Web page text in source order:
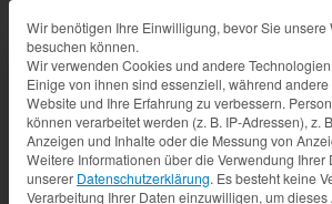
Datenschutz-Präferenz
Wir benötigen Ihre Einwilligung, bevor Sie unsere
besuchen können.
Wir verwenden Cookies und andere
Einige von ihnen sind essenziell, während
Website und Ihre Erfahrung zu verbessern.
können verarbeitet werden (z. B. IP-Adressen), z.
Anzeigen und Inhalte oder die Messung von
Weitere Informationen über die Verwendung Ihrer
unserer Datenschutzerklärung. Es besteht keine
Verarbeitung Ihrer Daten einzuwilligen, um dieses